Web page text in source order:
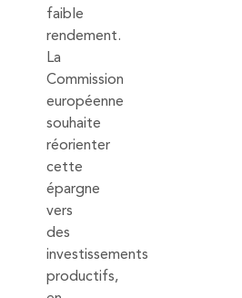
faible
rendement.
La
Commission
européenne
souhaite
réorienter
cette
épargne
vers
des
investissements
productifs,